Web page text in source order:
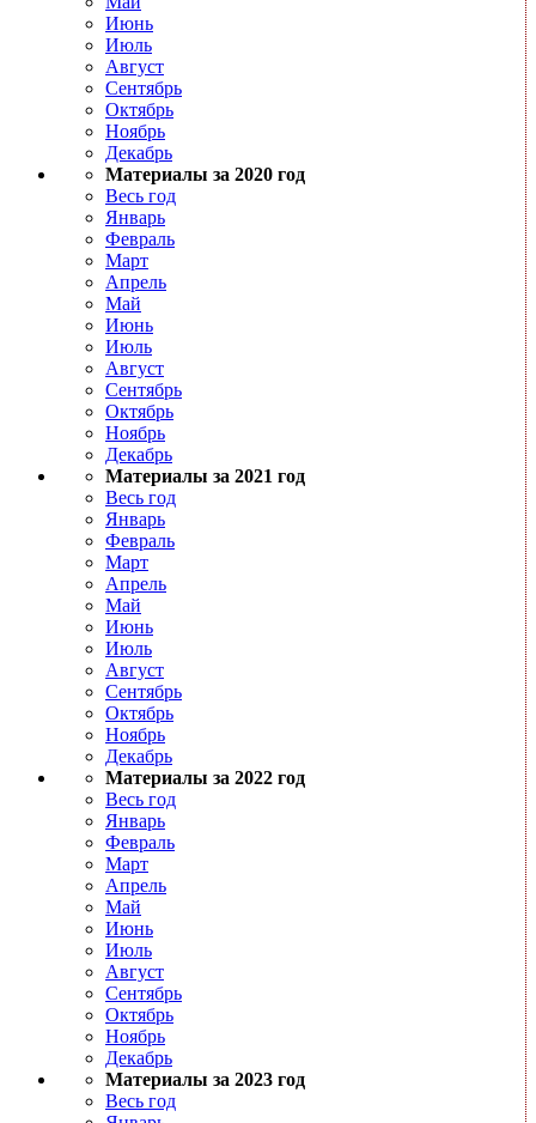
Июнь
Июль
Август
Сентябрь
Октябрь
Ноябрь
Декабрь
Материалы за 2020 год
Весь год
Январь
Февраль
Март
Апрель
Май
Июнь
Июль
Август
Сентябрь
Октябрь
Ноябрь
Декабрь
Материалы за 2021 год
Весь год
Январь
Февраль
Март
Апрель
Май
Июнь
Июль
Август
Сентябрь
Октябрь
Ноябрь
Декабрь
Материалы за 2022 год
Весь год
Январь
Февраль
Март
Апрель
Май
Июнь
Июль
Август
Сентябрь
Октябрь
Ноябрь
Декабрь
Материалы за 2023 год
Весь год